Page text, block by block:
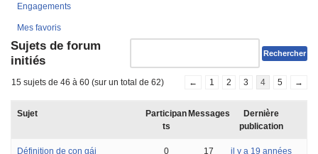
Engagements
Mes favoris
Sujets de forum
initiés
15 sujets de 46 à 60 (sur un total de 62) ← 1 2 3 4 5 →
Sujet
Participan
ts
Messages
Dernière
publication
Définition de con gái 0 17
il y a 19 années